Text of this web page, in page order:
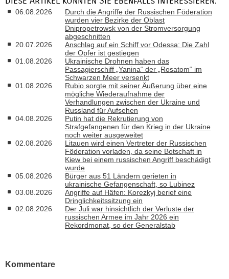
06.08.2026
Durch die Angriffe der Russischen Föderation
wurden vier Bezirke der Oblast
Dnipropetrowsk von der Stromversorgung
abgeschnitten
20.07.2026
Anschlag auf ein Schiff vor Odessa: Die Zahl
der Opfer ist gestiegen
01.08.2026
Ukrainische Drohnen haben das
Passagierschiff „Yanina“ der „Rosatom“ im
Schwarzen Meer versenkt
01.08.2026
Rubio sorgte mit seiner Äußerung über eine
mögliche Wiederaufnahme der
Verhandlungen zwischen der Ukraine und
Russland für Aufsehen
04.08.2026
Putin hat die Rekrutierung von
Strafgefangenen für den Krieg in der Ukraine
noch weiter ausgeweitet
02.08.2026
Litauen wird einen Vertreter der Russischen
Föderation vorladen, da seine Botschaft in
Kiew bei einem russischen Angriff beschädigt
wurde
05.08.2026
Bürger aus 51 Ländern gerieten in
ukrainische Gefangenschaft, so Lubinez
03.08.2026
Angriffe auf Häfen: Korezkyj berief eine
Dringlichkeitssitzung ein
02.08.2026
Der Juli war hinsichtlich der Verluste der
russischen Armee im Jahr 2026 ein
Rekordmonat, so der Generalstab
Kommentare